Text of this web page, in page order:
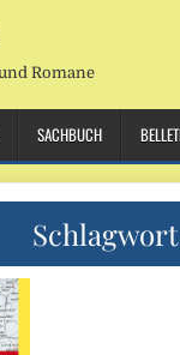
Romane
SACHBUCH